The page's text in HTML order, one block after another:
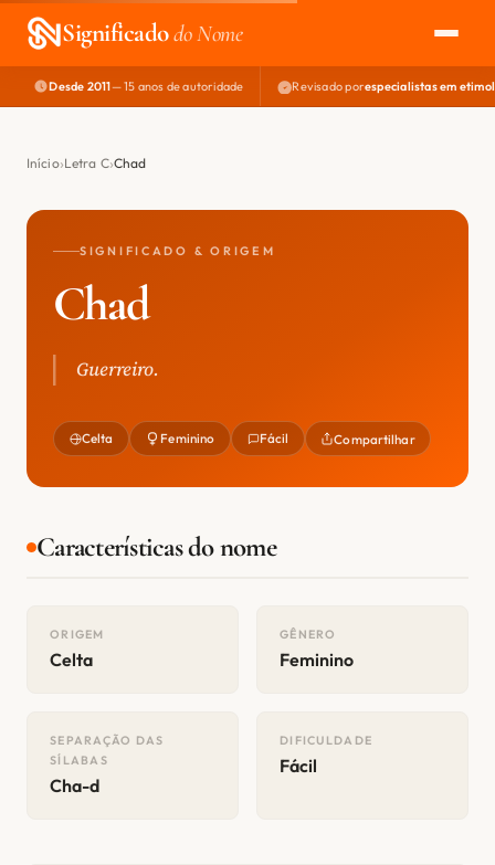
Significadodo Nome
EXPLORAR
NOME PERFEITO
Desde 2011— 15 anos de autoridade Revisado porespecialistas em
Início Letra C Chad
SIGNIFICADO & ORIGEM
Chad
Guerreiro.
Celta Feminino Fácil Compartilhar
Características do nome
ORIGEM
Celta
GÊNERO
Feminino
SEPARAÇÃO DAS
SÍLABAS
Cha-d
DIFICULDADE
Fácil